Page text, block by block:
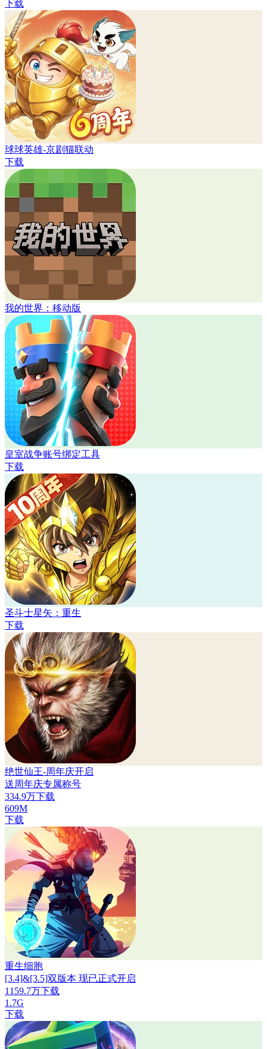
下载
球球英雄-京剧猫联动
下载
我的世界：移动版
皇室战争账号绑定工具
下载
圣斗士星矢：重生
下载
绝世仙王-周年庆开启
送周年庆专属称号
334.9万下载
609M
下载
重生细胞
[3.4]&[3.5]双版本 现已正式开启
1159.7万下载
1.7G
下载